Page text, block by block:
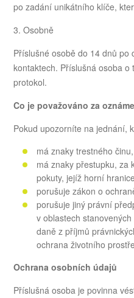
po zadání unikátního klíče,
3. Osobně
Příslušné osobě do 14 dnů po
kontaktech. Příslušná osoba
protokol.
Co je považováno za
Pokud upozorníte na jednání,
má znaky trestného činu,
má znaky přestupku, za
pokuty, jejíž horní
porušuje zákon o
porušuje jiný právní
v oblastech
daně z příjmů
ochrana životního
Ochrana osobních údajů
Příslušná osoba je povinna